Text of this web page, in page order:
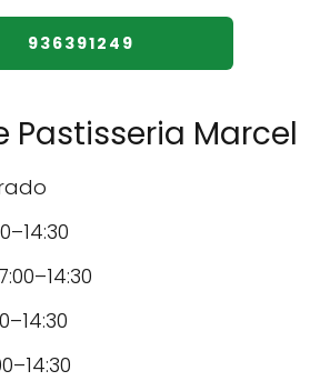
936391249
Pastisseria Marcel